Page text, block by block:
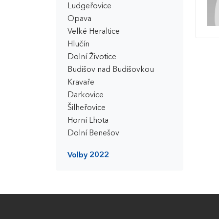
Ludgeřovice
Opava
Velké Heraltice
Hlučín
Dolní Životice
Budišov nad Budišovkou
Kravaře
Darkovice
Šilheřovice
Horní Lhota
Dolní Benešov
Volby 2022